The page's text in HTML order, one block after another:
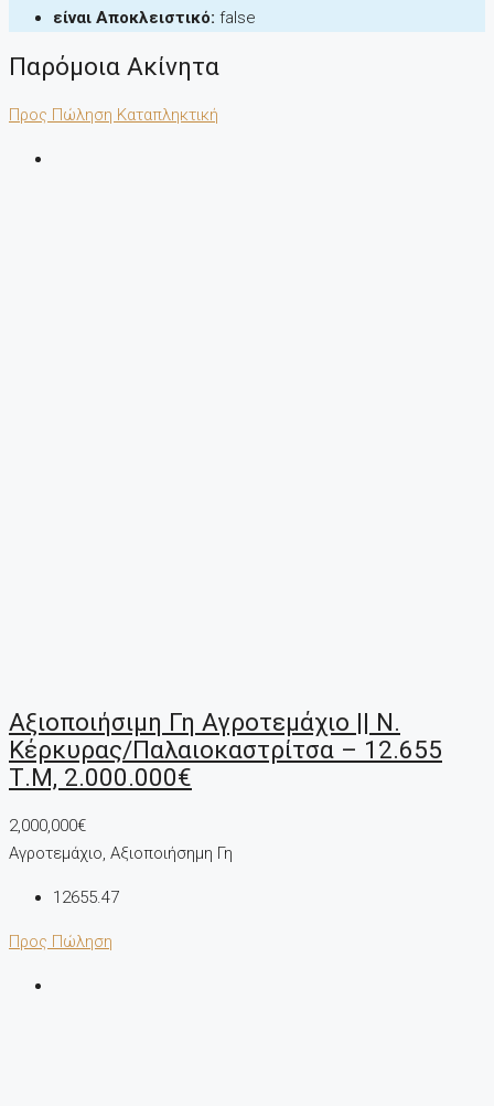
είναι Αποκλειστικό: false
Παρόμοια Ακίνητα
Προς Πώληση Καταπληκτική
Αξιοποιήσιμη Γη Αγροτεμάχιο || Ν.
Κέρκυρας/Παλαιοκαστρίτσα – 12.655
Τ.μ, 2.000.000€
2,000,000€
Αγροτεμάχιο, Αξιοποιήσημη Γη
12655.47
Προς Πώληση